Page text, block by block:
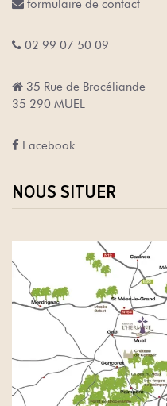
formulaire de contact
02 99 07 50 09
35 Rue de Brocéliande
35 290 MUEL
Faceb o ok
NOUS SITUER